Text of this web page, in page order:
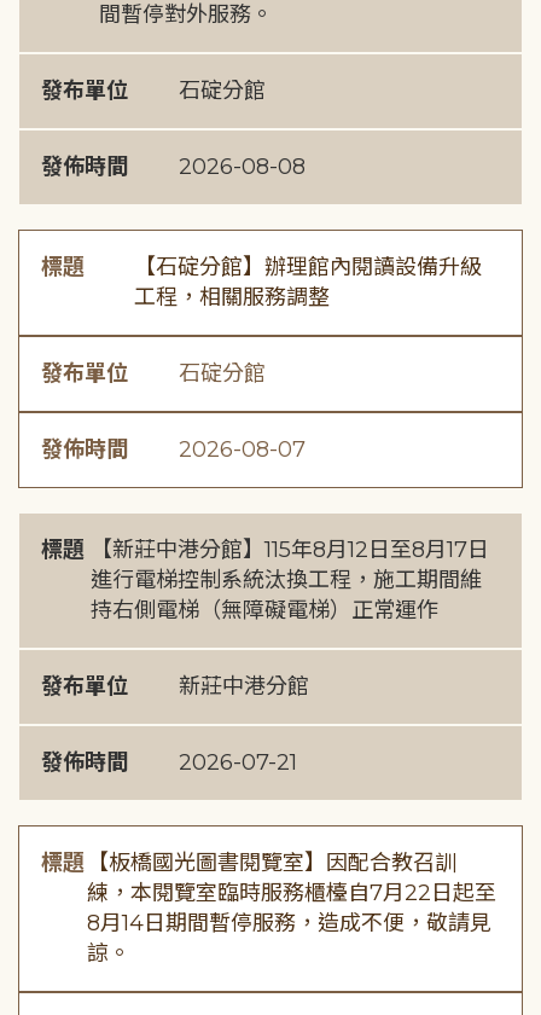
間暫停對外服務。
發布單位 石碇分館
發佈時間 2026-08-08
標題
【石碇分館】辦理館內閱讀設備升級
工程，相關服務調整
發布單位 石碇分館
發佈時間 2026-08-07
標題
【新莊中港分館】115年8月12日至8月17日
進行電梯控制系統汰換工程，施工期間維
持右側電梯（無障礙電梯）正常運作
發布單位 新莊中港分館
發佈時間 2026-07-21
標題
【板橋國光圖書閱覽室】因配合教召訓
練，本閱覽室臨時服務櫃檯自7月22日起至
8月14日期間暫停服務，造成不便，敬請見
諒。